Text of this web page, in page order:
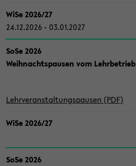
WiSe 2026/27
24.12.2026 - 03.01.2027
SoSe 2026
Weih­nachts­pau­sen vom Lehr­be­trieb
Lehr­ver­an­stal­tungs­pau­sen (PDF)
WiSe 2026/27
SoSe 2026